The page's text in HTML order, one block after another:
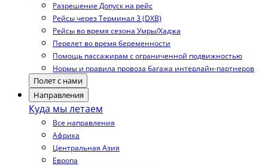
Разрешение Допуск на рейс
Рейсы через Терминал 3 (DXB)
Рейсы во время сезона Умры/Хаджа
Перелет во время беременности
Помощь пассажирам с ограниченной подвижностью
Нормы и правила провоза багажа интерлайн-партнеров
Полет с нами
Направления
Куда мы летаем
Все направления
Африка
Центральная Азия
Европа